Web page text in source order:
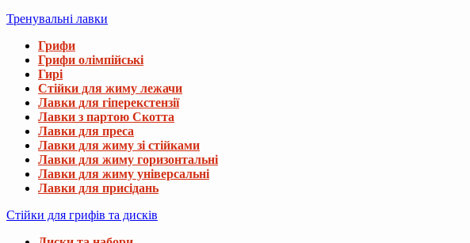
Тренувальні лавки
Грифи
Грифи олімпійські
Гирі
Стійки для жиму лежачи
Лавки для гіперекстензії
Лавки з партою Скотта
Лавки для преса
Лавки для жиму зі стійками
Лавки для жиму горизонтальні
Лавки для жиму універсальні
Лавки для присідань
Стійки для грифів та дисків